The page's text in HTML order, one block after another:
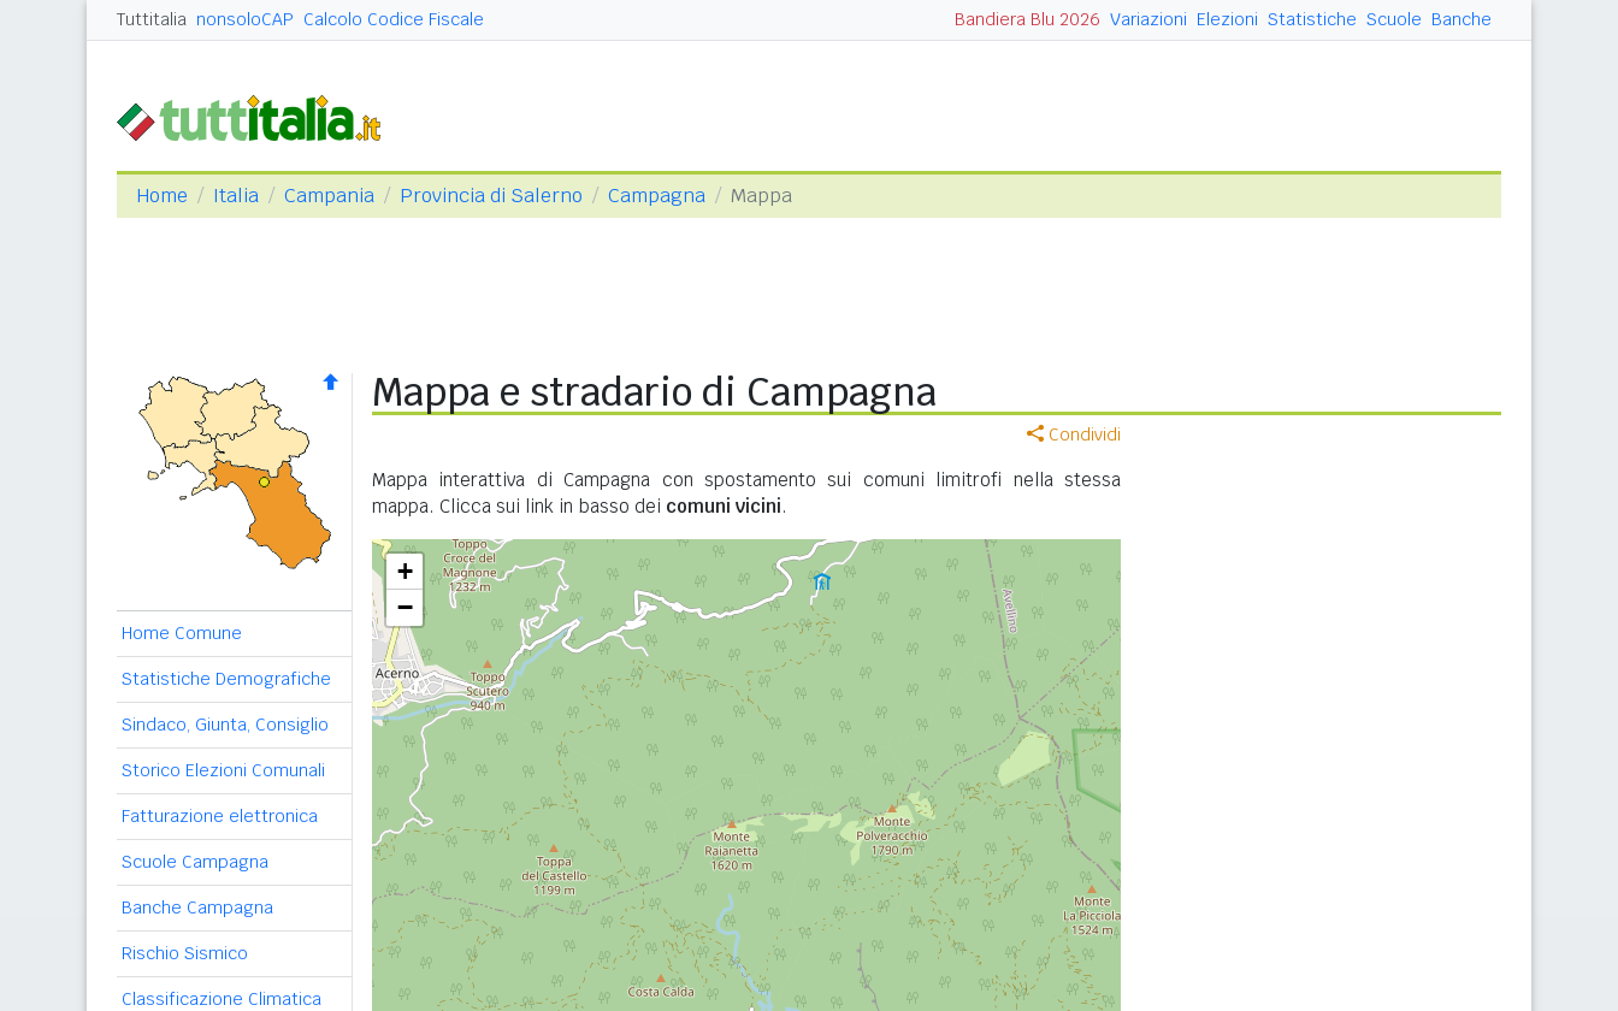
Tuttitalia nonsoloCAP Calcolo Codice Fiscale Bandiera Blu 2026 Variazioni Elezioni Statistiche Scuole Banche
Home Italia Campania Provincia di Salerno Campagna Mappa
Home Comune
Statistiche Demografiche
Sindaco, Giunta, Consiglio
Storico Elezioni Comunali
Fatturazione elettronica
Scuole Campagna
Banche Campagna
Rischio Sismico
Classificazione Climatica
Mappa e stradario di Campagna
Condividi
Mappa interattiva di Campagna con spostamento sui comuni limitrofi nella stessa
mappa. Clicca sui link in basso dei comuni vicini.
+
−